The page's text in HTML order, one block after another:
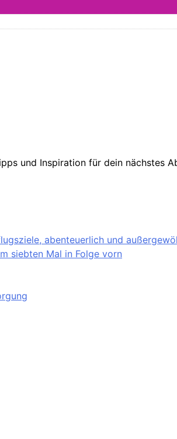
und Inspiration für dein nächstes
abenteuerlich und
siebten Mal in Folge vorn